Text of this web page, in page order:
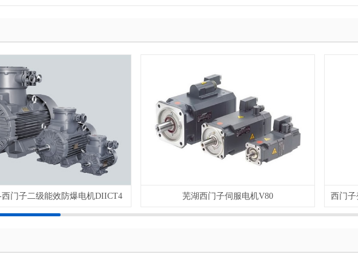
西门子二级能效防爆电机DIICT4 芜湖西门子伺服电机V80